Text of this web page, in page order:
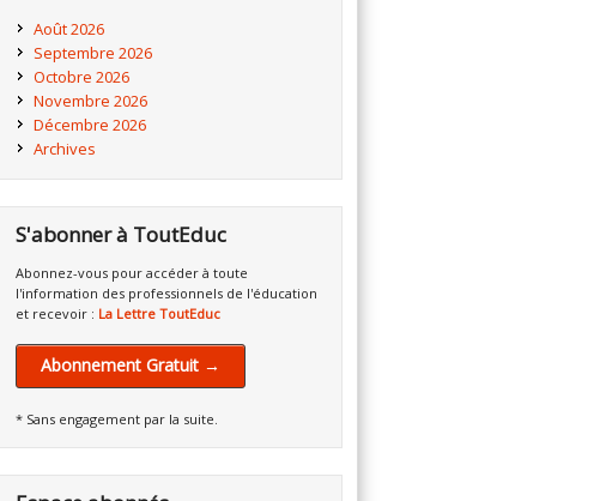
Août 2026
Septembre 2026
Octobre 2026
Novembre 2026
Décembre 2026
Archives
S'abonner à ToutEduc
Abonnez-vous pour accéder à toute
l'information des professionnels de l'éducation
et recevoir : La Lettre ToutEduc
Abonnement Gratuit →
* Sans engagement par la suite.